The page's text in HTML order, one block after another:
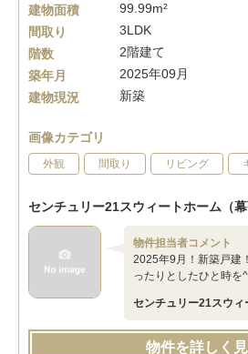
建物面積
99.99m²
間取り
3LDK
階数
2階建て
築年月
2025年09月
建物現況
新築
画像カテゴリ
外観 間取り リビング
センチュリー21スウィートホーム（幕
物件担当者コメント
2025年9月！新築戸建
ったりとしたひと時を
センチュリー21スウィ
物件を詳しく